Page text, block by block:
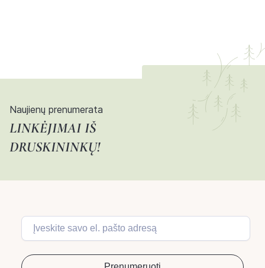
Naujienų prenumerata
LINKĖJIMAI IŠ
DRUSKININKŲ!